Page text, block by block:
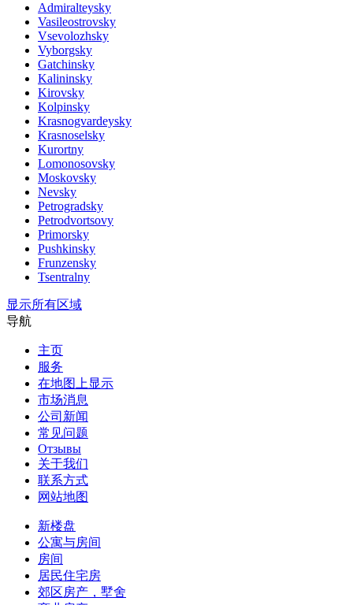
Admiralteysky
Vasileostrovsky
Vsevolozhsky
Vyborgsky
Gatchinsky
Kalininsky
Kirovsky
Kolpinsky
Krasnogvardeysky
Krasnoselsky
Kurortny
Lomonosovsky
Moskovsky
Nevsky
Petrogradsky
Petrodvortsovy
Primorsky
Pushkinsky
Frunzensky
Tsentralny
显示所有区域
导航
主页
服务
在地图上显示
市场消息
公司新闻
常见问题
Отзывы
关于我们
联系方式
网站地图
新楼盘
公寓与房间
房间
居民住宅房
郊区房产，墅舍